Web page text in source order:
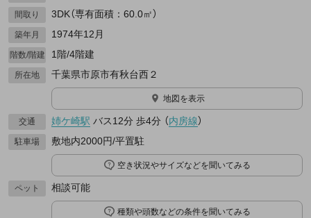
間取り 3DK（専有面積：60.0㎡）
築年月 1974年12月
階数/階建 1階/4階建
所在地 千葉県市原市有秋台西２
地図を表示
交通 姉ケ崎駅 バス12分 歩4分 （内房線）
駐車場 敷地内2000円/平置駐
空き状況やサイズなどを聞いてみる
ペット 相談可能
種類や頭数などの条件を聞いてみる